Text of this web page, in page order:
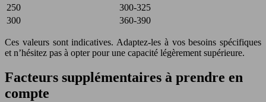
250
300-325
300
360-390
Ces valeurs sont indicatives. Adaptez-les à vos besoins spécifiques
et n’hésitez pas à opter pour une capacité légèrement supérieure.
Facteurs supplémentaires à prendre en
compte